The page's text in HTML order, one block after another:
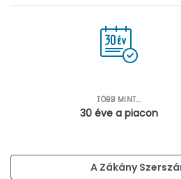
TÖBB MINT...
30 éve a piacon
A Zákány